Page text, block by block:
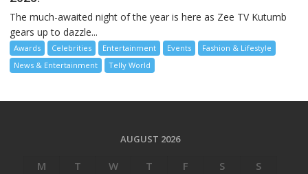
The much-awaited night of the year is here as Zee TV Kutumb
gears up to dazzle...
Awards Celebrities Entertainment Events
Fashion & Lifestyle
News & Entertainment
Telly World
AUGUST 2026
M T W T F S
S